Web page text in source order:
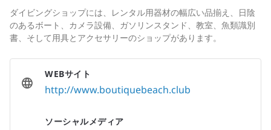
ダイビングショップには、レンタル用器材の幅広い品揃え、日陰
のあるボート、カメラ設備、ガソリンスタンド、教室、魚類識別
書、そして用具とアクセサリーのショップがあります。
WEBサイト
http://www.boutiquebeach.club
ソーシャルメディア